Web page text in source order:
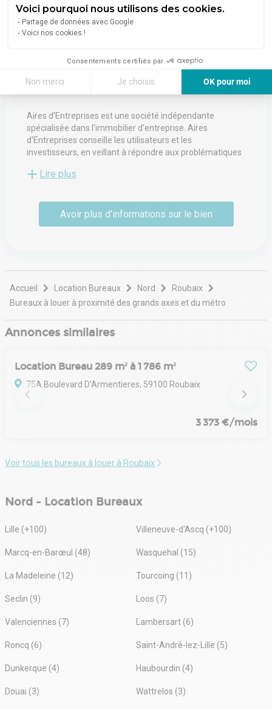
Voici pourquoi nous utilisons des cookies.
Partage de données avec Google
Voici nos cookies !
Consentements certifiés par
Non merci Je choisis
OK pour moi
Notre plateforme vous permet d'adapter et de gérer vos paramètres
79 Rue De La Barre
Aires d'Entreprises est une société indépendante
spécialisée dans l'immobilier d'entreprise. Aires
d'Entreprises conseille les utilisateurs et les
investisseurs, en veillant à répondre aux problématiques
stratégie immobilière. Notre expertise s'étend aux
publiques ou privées, aux collectivités locales ou aux
associations. Aires d'Entreprises intervient
principalement dans les domaines de l'investissement,
sur mesure pour répondre aux différents défis
immobiliers de ses clients, en leur permettant d'exploiter
pleinement leur potentiel et d'atteindre leurs objectifs de
manière optimale.
Lire plus
Avoir plus d'informations sur le bien
Accueil Location Bureaux Nord
Roubaix
Bureaux à louer à proximité des grands axes et du métro
Annonces similaires
Location Bureau 289 m² à 1 786 m²
75A Boulevard D'Armentieres, 59100 Roubaix
3 373 €/mois
Voir tous les bureaux à louer à Roubaix
Nord - Location Bureaux
Lille (+100) Villeneuve-d'Ascq (+100)
Marcq-en-Barœul (48) Wasquehal (15)
La Madeleine (12) Tourcoing (11)
Seclin (9) Loos (7)
Valenciennes (7) Lambersart (6)
Roncq (6) Saint-André-lez-Lille (5)
Dunkerque (4) Haubourdin (4)
Douai (3) Wattrelos (3)